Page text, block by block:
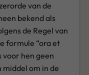
van de
bekend als
de Regel van
formule “ora et
voor hen geen
om in de